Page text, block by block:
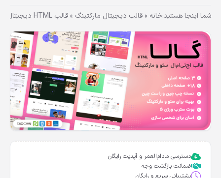
شما اینجا هستید:خانه »قالب دیجیتال مارکتینگ »قالب HTML دیجیتال مارکتینگ گالا، Galla
دسترسی مادام‌العمر و آپدیت رایگان
ضمانت بازگشت وجه
پشتیبانی سریع و رایگان